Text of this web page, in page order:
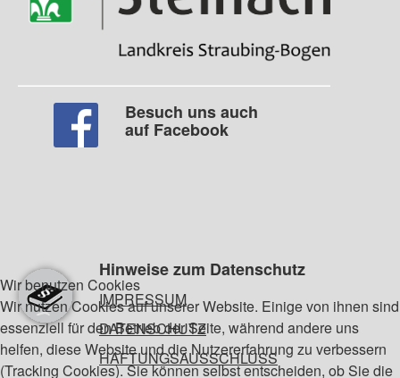
Besuch uns auch
auf Facebook
Hinweise zum Datenschutz
IMPRESSUM
DATENSCHUTZ
HAFTUNGSAUSSCHLUSS
Wir benutzen Cookies
Wir nutzen Cookies auf unserer Website. Einige von ihnen sind
essenziell für den Betrieb der Seite, während andere uns
helfen, diese Website und die Nutzererfahrung zu verbessern
(Tracking Cookies). Sie können selbst entscheiden, ob Sie die